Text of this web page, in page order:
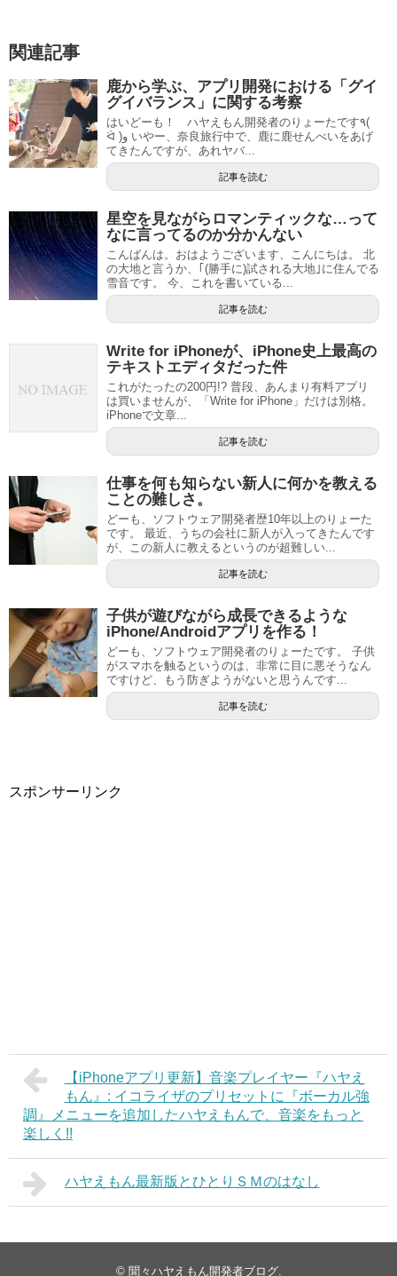
関連記事
鹿から学ぶ、アプリ開発における「グイ
グイバランス」に関する考察
はいどーも！ ハヤえもん開発者のりょーたです٩(
ᐛ )و いやー、奈良旅行中で、鹿に鹿せんべいをあげ
てきたんですが、あれヤバ...
記事を読む
星空を見ながらロマンティックな…って
なに言ってるのか分かんない
こんばんは。おはようございます、こんにちは。 北
の大地と言うか、｢(勝手に)試される大地｣に住んでる
雪音です。 今、これを書いている...
記事を読む
Write for iPhoneが、iPhone史上最高の
テキストエディタだった件
これがたったの200円!? 普段、あんまり有料アプリ
は買いませんが、「Write for iPhone」だけは別格。
iPhoneで文章...
記事を読む
仕事を何も知らない新人に何かを教える
ことの難しさ。
どーも、ソフトウェア開発者歴10年以上のりょーた
です。 最近、うちの会社に新人が入ってきたんです
が、この新人に教えるというのが超難しい...
記事を読む
子供が遊びながら成長できるような
iPhone/Androidアプリを作る！
どーも、ソフトウェア開発者のりょーたです。 子供
がスマホを触るというのは、非常に目に悪そうなん
ですけど、もう防ぎようがないと思うんです...
記事を読む
スポンサーリンク
【iPhoneアプリ更新】音楽プレイヤー『ハヤえ
もん』: イコライザのプリセットに『ボーカル強
調』メニューを追加したハヤえもんで、音楽をもっと
楽しく!!
ハヤえもん最新版とひとりＳＭのはなし
© 聞々ハヤえもん開発者ブログ.